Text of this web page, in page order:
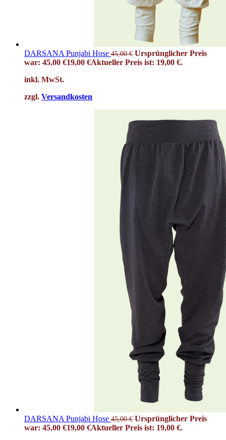
DARSANA Punjabi Hose 45,00€ Ursprünglicher Preis
war: 45,00 €19,00 €Aktueller Preis ist: 19,00 €.
inkl. MwSt.
zzgl. Versandkosten
DARSANA Punjabi Hose 45,00€ Ursprünglicher Preis
war: 45,00 €19,00 €Aktueller Preis ist: 19,00 €.